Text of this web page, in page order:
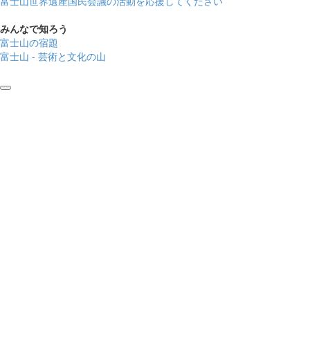
みんなで知ろう
富士山の宿題
富士山 - 芸術と文化の山